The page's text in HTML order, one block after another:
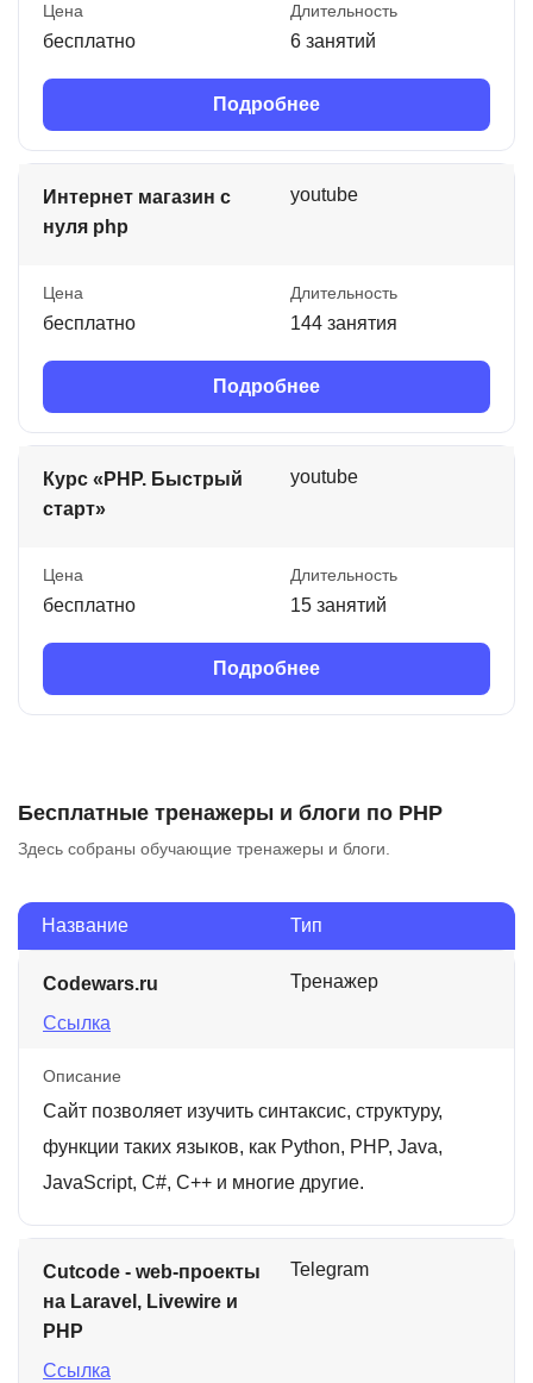
Цена
бесплатно
Длительность
6 занятий
Подробнее
Интернет магазин с
нуля php
youtube
Цена
бесплатно
Длительность
144 занятия
Подробнее
Курс «PHP. Быстрый
старт»
youtube
Цена
бесплатно
Длительность
15 занятий
Подробнее
Бесплатные тренажеры и блоги по PHP
Здесь собраны обучающие тренажеры и блоги.
Название Тип
Codewars.ru
Ссылка
Тренажер
Описание
Сайт позволяет изучить синтаксис, структуру,
функции таких языков, как Python, PHP, Java,
JavaScript, C#, C++ и многие другие.
Cutcode - web-проекты
на Laravel, Livewire и
PHP
Ссылка
Telegram